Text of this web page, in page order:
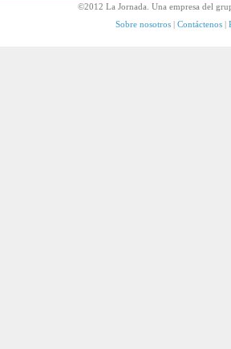
©2012 La Jornada. Una empresa del
Sobre nosotros| Contáctenos|